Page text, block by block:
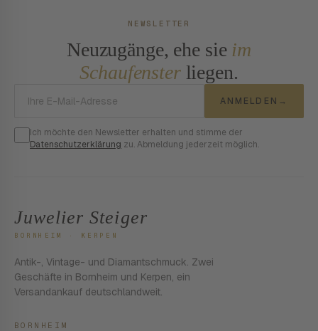
NEWSLETTER
Neuzugänge, ehe sie im
Schaufensterliegen.
ANMELDEN →
Ich möchte den Newsletter erhalten und stimme der
Datenschutzerklärung zu. Abmeldung jederzeit möglich.
Juwelier Steiger
BORNHEIM · KERPEN
Antik-, Vintage- und Diamantschmuck. Zwei
Geschäfte in Bornheim und Kerpen, ein
Versandankauf deutschlandweit.
BORNHEIM